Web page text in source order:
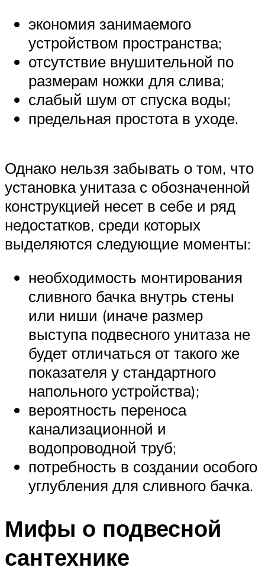
экономия занимаемого
устройством пространства;
отсутствие внушительной по
размерам ножки для слива;
слабый шум от спуска воды;
предельная простота в уходе.
Однако нельзя забывать о том, что
установка унитаза с обозначенной
конструкцией несет в себе и ряд
недостатков, среди которых
выделяются следующие моменты:
необходимость монтирования
сливного бачка внутрь стены
или ниши (иначе размер
выступа подвесного унитаза не
будет отличаться от такого же
показателя у стандартного
напольного устройства);
вероятность переноса
канализационной и
водопроводной труб;
потребность в создании особого
углубления для сливного бачка.
Мифы о подвесной
сантехнике